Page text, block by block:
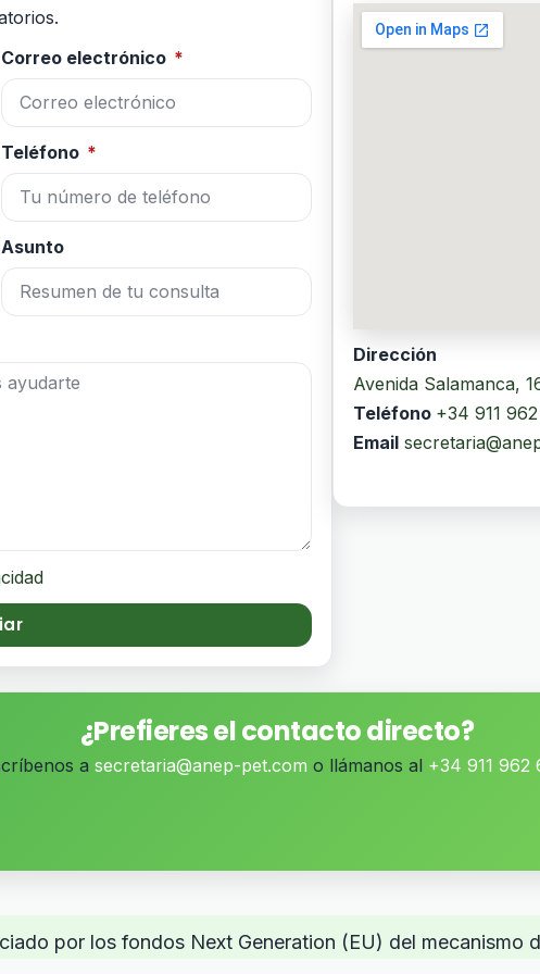
Correo electrónico
Teléfono
Asunto
Dirección
Avenida Salamanca,
Teléfono +34 911
Email
¿Prefieres el contacto directo?
a secretaria@anep-pet.com o llámanos al +34 911 962
por los fondos Next Generation (EU) del mecanismo